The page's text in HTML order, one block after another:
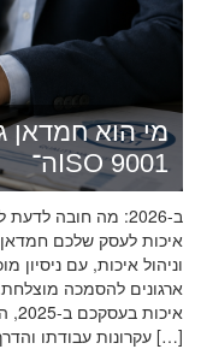
מי הוא חמדאן
ה־ISO 9001
איכות לעסק שלכם
ארגונים להסמכה
עקרונות עבודתו והדרך שעבר יכולה […]